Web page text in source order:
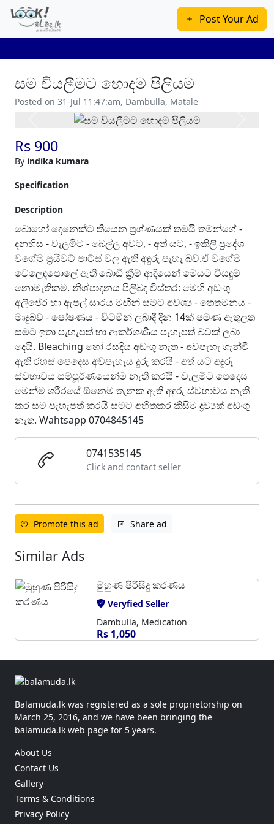
Post Your Ad
සම වියලීමට හොදම පිලියම
Posted on 31-Jul 11:47:am, Dambulla, Matale
Rs 900
By indika kumara
Specification
Description
බොහෝ දෙනෙක්ට තියෙන ප්‍රශ්ණයක් තමයි තමන්ගේ -
දනහිස - වැලමිට - බෙල්ල අවට, - අත් යට, - ඉකිලි ප්‍රදේශ
වගේම ප්‍රයිවට් පාට්ස් වල ඇති අඳුරු පැහැ බව.ඒ වගේම
වෙලෙඳපොලේ ඇති බොඩි ක්‍රීම් ආදියෙන් මෙයට විසඳුම්
නොමැතිකම. නිශ්පාදනය පිලිබඳ විස්තර: මෙහි අඩංගු
අලිපේර හා ඇපල් සාරය මඟින් සමට අවශ්‍ය - තෙතමනය -
මෘදුබව - පෝෂණය - විටමින් ලබාදී දින 14ක් පමණ ඇතුලත
සමට ඉතා පැහැපත් හා ආකර්ශණීය පැහැපත් බවක් ලබා
දෙයි. Bleaching හෝ රසදිය අඩංගු නැත - අවපැහැ ගැන්වී
ඇති රහස් පෙදෙස අවපැහැය දුරු කරයි - අත් යට අඳුරු
ස්වභාවය සම්පූර්ණයෙන්ම නැති කරයි - වැලමිට පෙදෙස
මෙන්ම ශරීරයේ ඕනෙම තැනක ඇති අඳුරු ස්වභාවය නැති
කර සම පැහැපත් කරයි සමට අහිතකර කිසිම ද්‍රව්‍යක් අඩංගු
නැත. Wahtsapp 0704845145
0741535145
Click and contact seller
Promote this ad Share ad
Similar Ads
මුහුණ පිරිසිදු කරණය
Veryfied Seller
Dambulla, Medication
Rs 1,050
Balamuda.lk was registered as a sole proprietorship on
March 25, 2016, and we have been bringing the
balamuda.lk web page for 5 years.
About Us
Contact Us
Gallery
Terms & Conditions
Privacy Policy